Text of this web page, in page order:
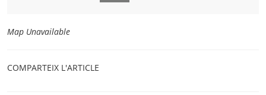
Map Unavailable
COMPARTEIX L'ARTICLE